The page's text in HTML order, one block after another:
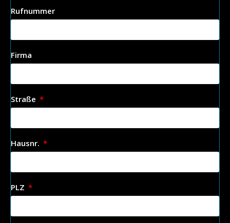
Rufnummer
Firma
Straße
Hausnr.
PLZ